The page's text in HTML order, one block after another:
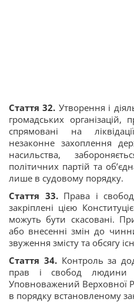
Стаття 32. Утворення і
громадських організацій,
спрямовані на
незаконне захоплення
насильства,
політичних партій та
лише в судовому порядку.
Стаття 33.Права і
закріплені цією
можуть бути скасовані.
або внесенні змін до
звуження змісту та обсягу
Стаття 34.Контроль за
прав і свобод людини
Уповноважений Верховної
в порядку встановленому